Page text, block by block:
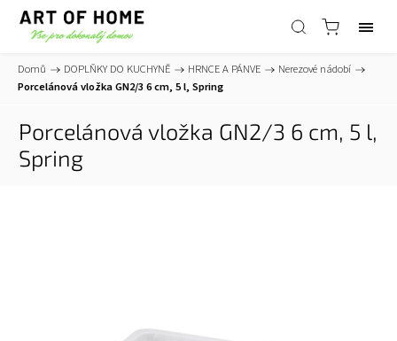
Domů / DOPLŇKY DO KUCHYNĚ / HRNCE A PÁNVE / Nerezové nádobí /
Porcelánová vložka GN2/3 6 cm, 5 l, Spring
Porcelánová vložka GN2/3 6 cm, 5 l,
Spring